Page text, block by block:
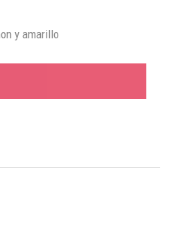
y amarillo